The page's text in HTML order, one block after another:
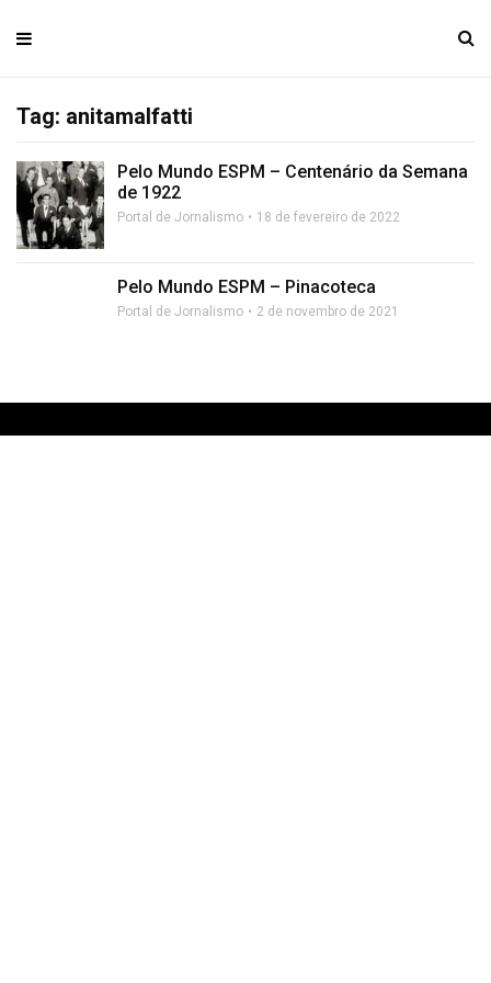
Tag: anitamalfatti
Pelo Mundo ESPM – Centenário da Semana
de 1922
Portal de Jornalismo 18 de fevereiro de 2022
Pelo Mundo ESPM – Pinacoteca
Portal de Jornalismo 2 de novembro de 2021